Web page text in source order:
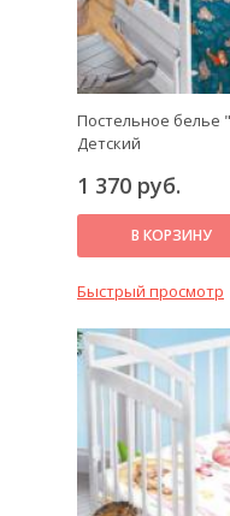
Постельное белье
Детский
1 370 руб.
В КОРЗИНУ
Быстрый просмотр